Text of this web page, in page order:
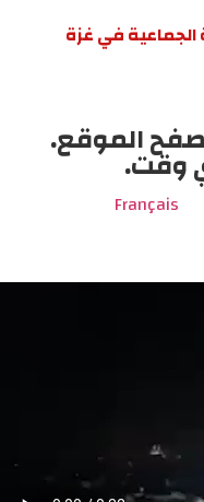
الجماعية في غزة
الموقع.
وقت.
Français